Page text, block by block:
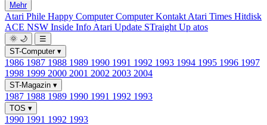
Mehr
Atari Phile Happy ComputerComputer Kontakt Atari Times Hitdisk
ACE NSW Inside Info Atari Update STraight Up atos
🌞 🌙
☰
ST-Computer ▾
1986 1987 1988 1989 1990 1991 1992 1993 1994 1995 1996 1997
1998 1999 2000 2001 2002 2003 2004
ST-Magazin ▾
1987 1988 1989 1990 1991 1992 1993
TOS ▾
1990 1991 1992 1993